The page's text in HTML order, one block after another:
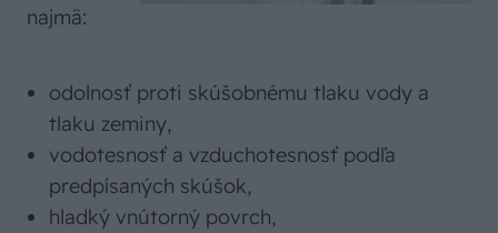
najmä:
odolnosť proti skúšobnému tlaku vody a
tlaku zeminy,
vodotesnosť a vzduchotesnosť podľa
predpísaných skúšok,
hladký vnútorný povrch,